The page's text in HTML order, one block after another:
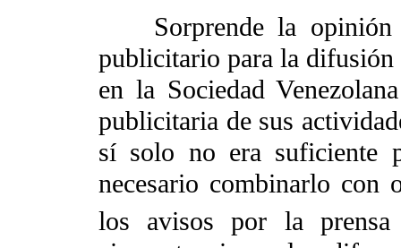
Sorprende la opinión
publicitario para la
en la Sociedad
publicitaria de sus
sí solo no era suficiente
necesario combinarlo con
los avisos por la prensa